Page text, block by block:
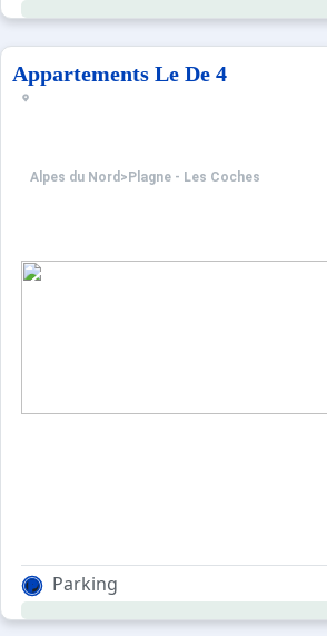
Appartements Le De 4
Alpes du Nord > Plagne - Les Coches
Parking